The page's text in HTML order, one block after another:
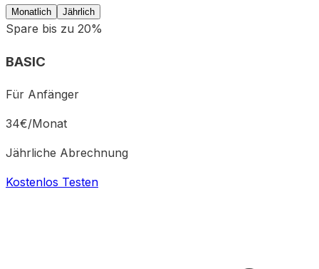
Monatlich Jährlich
Spare bis zu 20%
BASIC
Für Anfänger
34€/Monat
Jährliche Abrechnung
Kostenlos Testen